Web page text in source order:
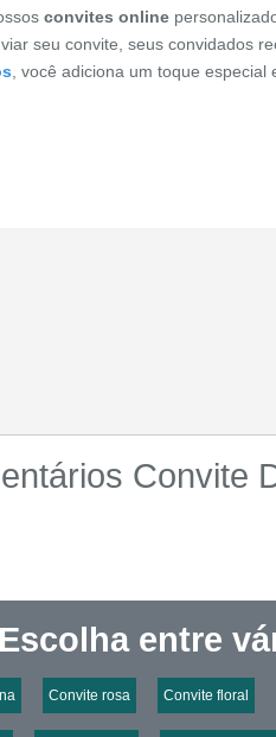
convites online
seu convite, seus convidados
, você adiciona um toque
Convite
Escolha entre
Convite rosa Convite floral